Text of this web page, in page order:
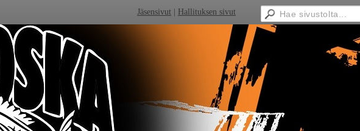
Jäsensivut Hallituksen sivut